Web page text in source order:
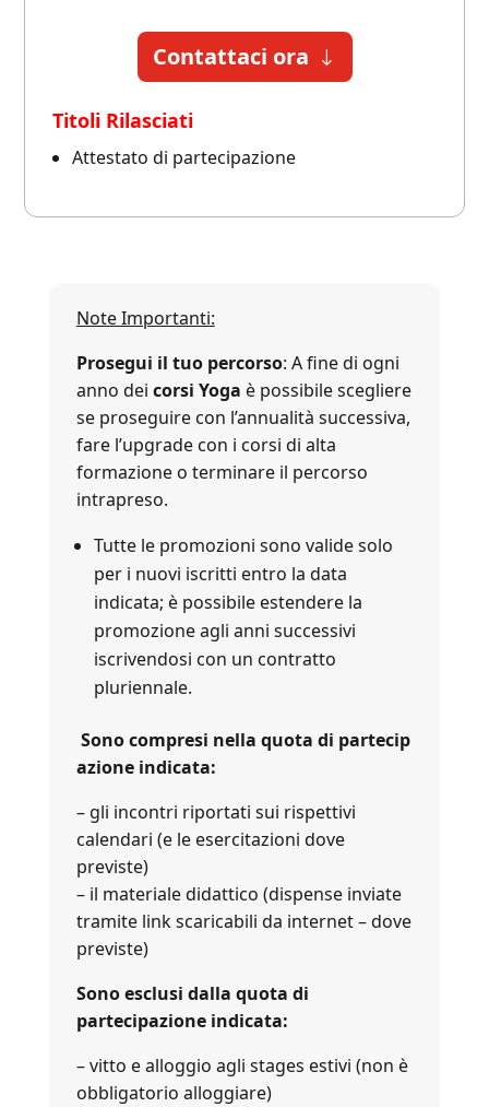
Contattaci ora
Titoli Rilasciati
Attestato di partecipazione
Note Importanti:
Prosegui il tuo percorso: A fine di ogni
anno dei corsi Yoga è possibile scegliere
se proseguire con l’annualità successiva,
fare l’upgrade con i corsi di alta
formazione o terminare il percorso
intrapreso.
Tutte le promozioni sono valide solo
per i nuovi iscritti entro la data
indicata; è possibile estendere la
promozione agli anni successivi
iscrivendosi con un contratto
pluriennale.
Sono compresi nella quota di partecip
azione indicata:
– gli incontri riportati sui rispettivi
calendari (e le esercitazioni dove
previste)
– il materiale didattico (dispense inviate
tramite link scaricabili da internet – dove
previste)
Sono esclusi dalla quota di
partecipazione indicata:
– vitto e alloggio agli stages estivi (non è
obbligatorio alloggiare)